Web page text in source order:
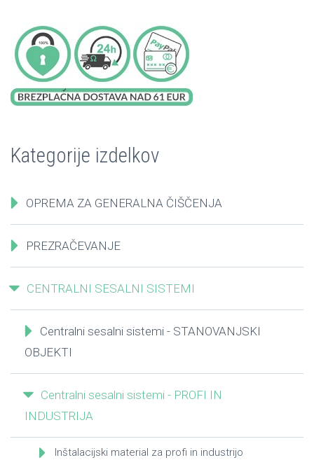
Kategorije izdelkov
OPREMA ZA GENERALNA ČIŠČENJA
PREZRAČEVANJE
CENTRALNI SESALNI SISTEMI
Centralni sesalni sistemi - STANOVANJSKI
OBJEKTI
Centralni sesalni sistemi - PROFI IN
INDUSTRIJA
Inštalacijski material za profi in industrijo